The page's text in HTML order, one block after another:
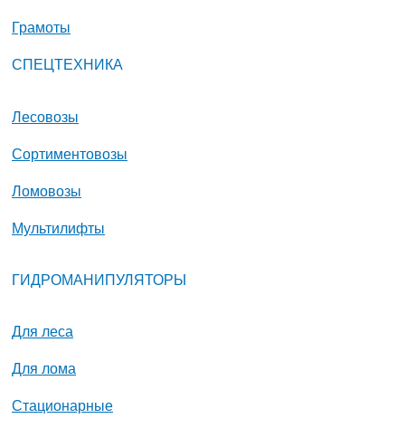
Грамоты
СПЕЦТЕХНИКА
Лесовозы
Сортиментовозы
Ломовозы
Мультилифты
ГИДРОМАНИПУЛЯТОРЫ
Для леса
Для лома
Стационарные